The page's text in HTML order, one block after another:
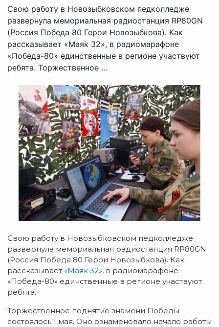
Свою работу в Новозыбковском педколледже
развернула мемориальная радиостанция RP80GN
(Россия Победа 80 Герои Новозыбкова). Как
рассказывает «Маяк 32», в радиомарафоне
«Победа-80» единственные в регионе участвуют
ребята. Торжественное ...
Свою работу в Новозыбковском педколледже
развернула мемориальная радиостанция RP80GN
(Россия Победа 80 Герои Новозыбкова). Как
рассказывает «Маяк 32», в радиомарафоне
«Победа-80» единственные в регионе участвуют
ребята.
Торжественное поднятие знамени Победы
состоялось 1 мая. Оно ознаменовало начало работы